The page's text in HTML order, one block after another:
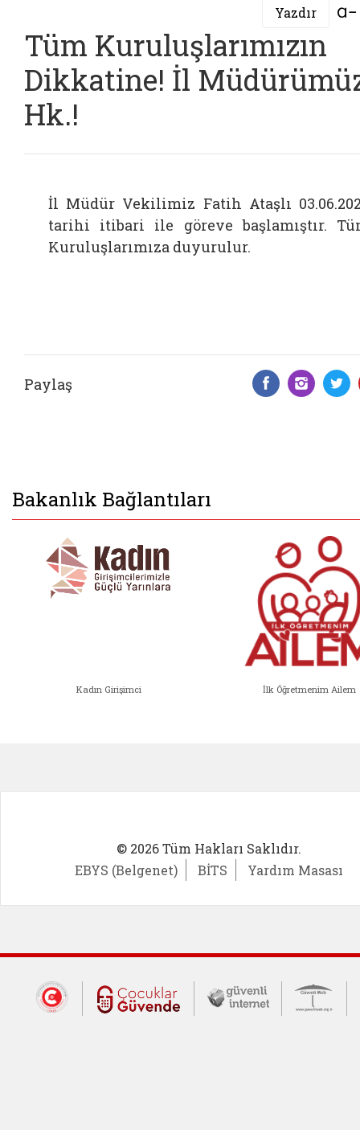
Yazdır
Tüm Kuruluşlarımızın
Dikkatine! İl
Hk.!
İl Müdür Vekilimiz Fatih Ataşlı
tarihi itibari ile göreve başlamıştır.
Kuruluşlarımıza duyurulur.
Paylaş
Bakanlık Bağlantıları
Kadın Girişimci İlk Öğretmenim Ailem
© 2026 Tüm Hakları Saklıdır.
EBYS (Belgenet)
BİTS Yardım Masası
Dış Bağlantılar
Cumhurbaşkanlığı İletişim Merkezi
Çocuklar Güvende (yeni
Güvenli